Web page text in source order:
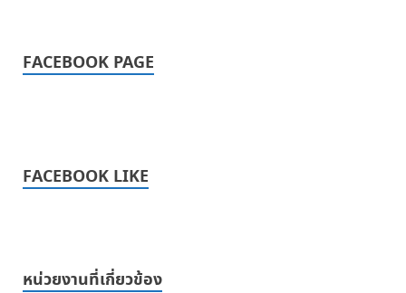
FACEBOOK PAGE
FACEBOOK LIKE
หน่วยงานที่เกี่ยวข้อง